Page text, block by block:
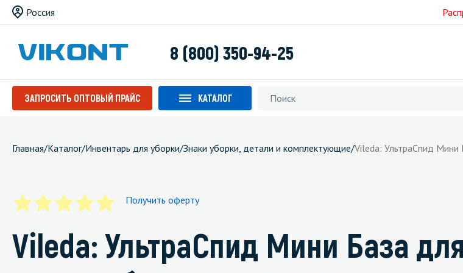
Россия
8 (800) 350-94-25
ЗАПРОСИТЬ ОПТОВЫЙ ПРАЙС КАТАЛОГ
Главная/Каталог/Инвентарь для уборки/Знаки уборки, детали и комплектующие/Vileda: УльтраСпид
Получить оферту
Vileda: УльтраСпид Мини База для